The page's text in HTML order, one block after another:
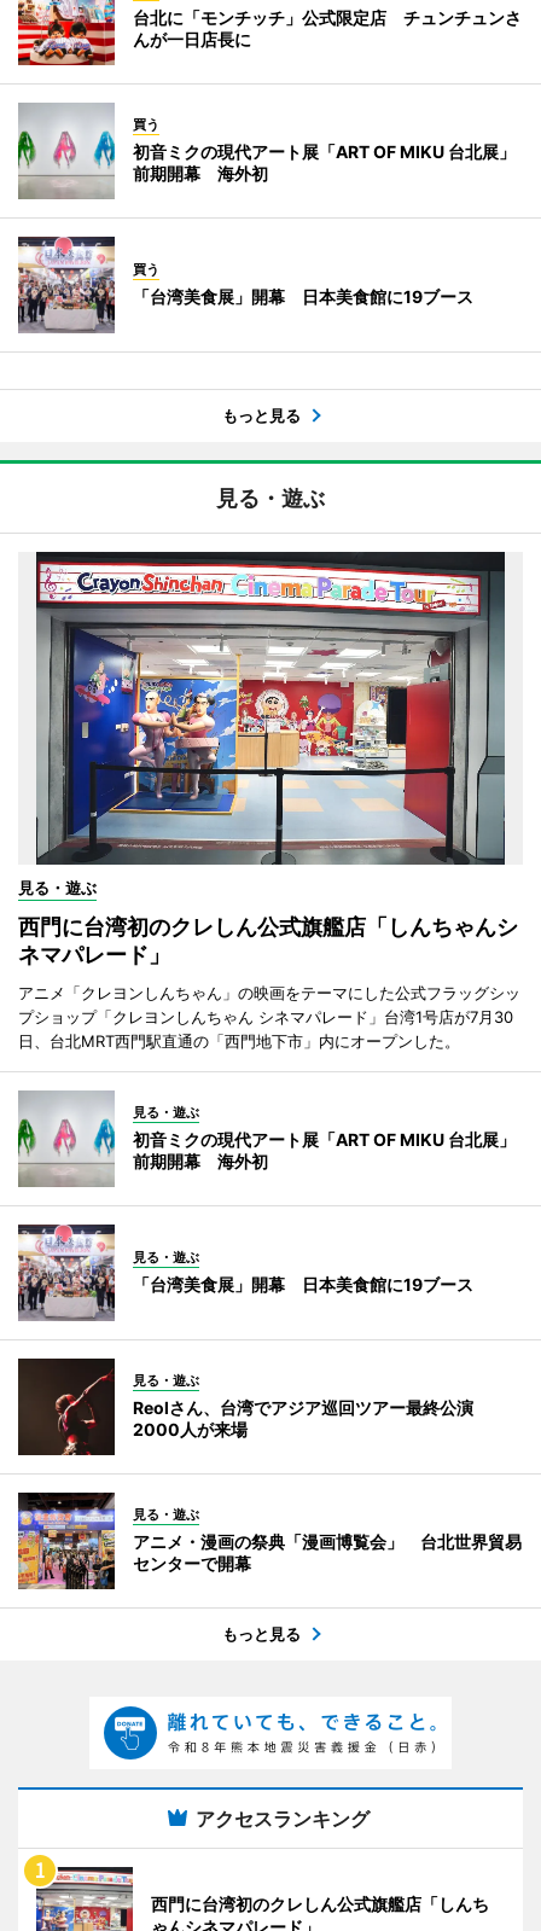
台北に「モンチッチ」公式限定店 チュンチュンさ
んが一日店長に
買う
初音ミクの現代アート展「ART OF MIKU 台北展」
前期開幕 海外初
買う
「台湾美食展」開幕 日本美食館に19ブース
もっと見る
見る・遊ぶ
見る・遊ぶ
西門に台湾初のクレしん公式旗艦店「しんちゃんシ
ネマパレード」
アニメ「クレヨンしんちゃん」の映画をテーマにした公式フラッグシッ
プショップ「クレヨンしんちゃん シネマパレード」台湾1号店が7月30
日、台北MRT西門駅直通の「西門地下市」内にオープンした。
見る・遊ぶ
初音ミクの現代アート展「ART OF MIKU 台北展」
前期開幕 海外初
見る・遊ぶ
「台湾美食展」開幕 日本美食館に19ブース
見る・遊ぶ
Reolさん、台湾でアジア巡回ツアー最終公演
2000人が来場
見る・遊ぶ
アニメ・漫画の祭典「漫画博覧会」 台北世界貿易
センターで開幕
もっと見る
アクセスランキング
西門に台湾初のクレしん公式旗艦店「しんち
ゃんシネマパレード」